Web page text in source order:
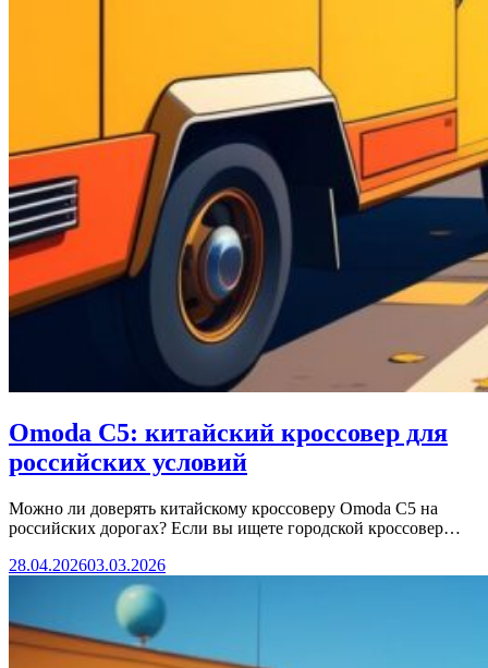
Omoda C5: китайский кроссовер для
российских условий
Можно ли доверять китайскому кроссоверу Omoda C5 на
российских дорогах? Если вы ищете городской кроссовер…
28.04.202603.03.2026